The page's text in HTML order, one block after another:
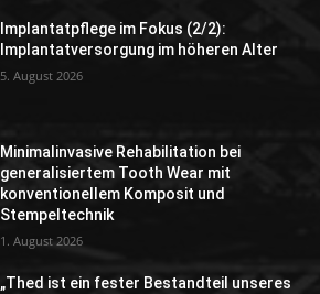
Implantatpflege im Fokus (2/2):
Implantatversorgung im höheren Alter
5. August 2026
Minimalinvasive Rehabilitation bei
generalisiertem Tooth Wear mit
konventionellem Komposit und
Stempeltechnik
1. August 2026
„Thed ist ein fester Bestandteil unseres